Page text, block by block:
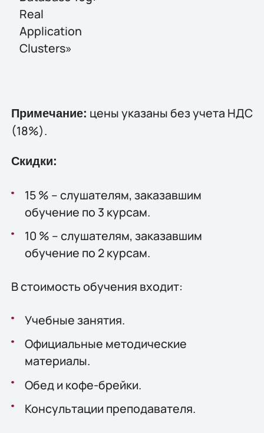
Real
Application
Clusters»
Примечание: цены указаны без учета НДС
(18%).
Скидки:
15 % – слушателям, заказавшим
обучение по 3 курсам.
10 % – слушателям, заказавшим
обучение по 2 курсам.
В стоимость обучения входит:
Учебные занятия.
Официальные методические
материалы.
Обед и кофе-брейки.
Консультации преподавателя.